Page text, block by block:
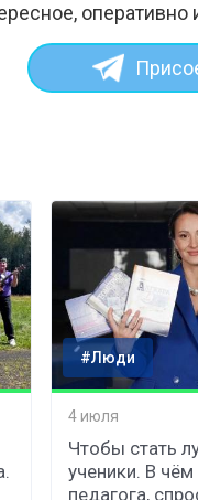
#Люди
4 июля
Чтобы стать
ученики. В
педагога,